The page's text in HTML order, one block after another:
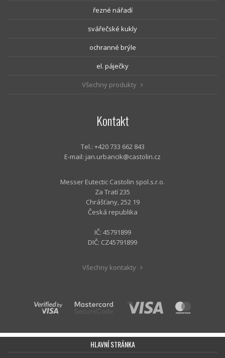
řezné nářadí
svářečské kukly
ochranné brýle
el. páječky
Všechny produkty
Kontakt
Tel.: +420 733 662 843
E-mail: jan.urbancik@castolin.cz
Messer Eutectic Castolin spol.s.r.o.
Za Tratí 235
Chrášťany, 252 19
Česká republika
IČ: 45791899
DIČ: CZ45791899
Všechny kontakty
HLAVNÍ STRÁNKA